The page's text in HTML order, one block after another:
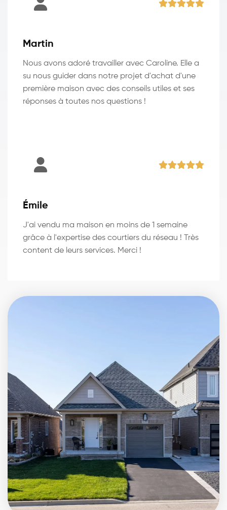
Martin
Nous avons adoré travailler avec Caroline. Elle a
su nous guider dans notre projet d'achat d'une
première maison avec des conseils utiles et ses
réponses à toutes nos questions !
Émile
J'ai vendu ma maison en moins de 1 semaine
grâce à l'expertise des courtiers du réseau ! Très
content de leurs services. Merci !